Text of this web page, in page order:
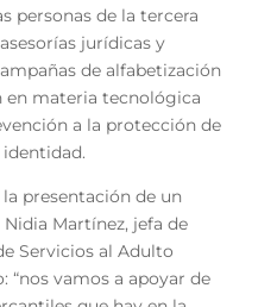
personas de la tercera
jurídicas y
de alfabetización
en materia tecnológica
a la protección de
presentación de un
Martínez, jefa de
Servicios al Adulto
“nos vamos a apoyar de